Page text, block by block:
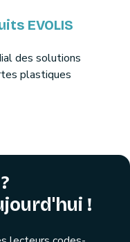
EVOLIS
des solutions
plastiques
!